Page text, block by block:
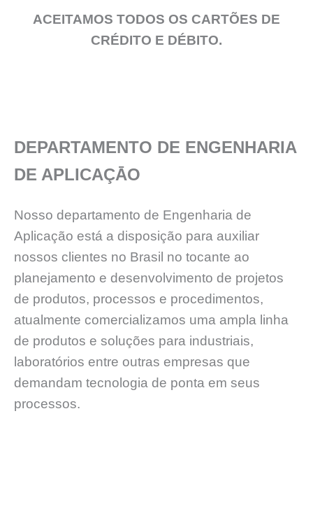
ACEITAMOS TODOS OS CARTÕES DE
CRÉDITO E DÉBITO.
DEPARTAMENTO DE ENGENHARIA
DE APLICAÇĀO
Nosso departamento de Engenharia de
Aplicação está a disposição para auxiliar
nossos clientes no Brasil no tocante ao
planejamento e desenvolvimento de projetos
de produtos, processos e procedimentos,
atualmente comercializamos uma ampla linha
de produtos e soluções para industriais,
laboratórios entre outras empresas que
demandam tecnologia de ponta em seus
processos.